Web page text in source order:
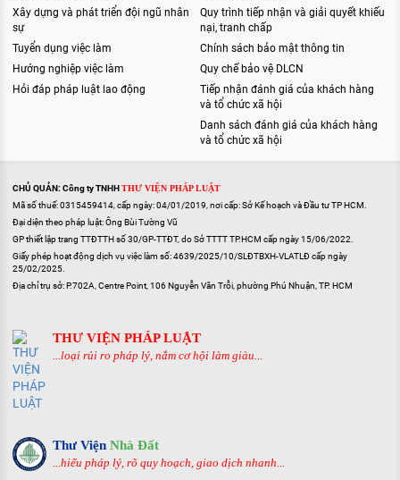
Xây dựng và phát triển đội ngũ nhân
sự
Tuyển dụng việc làm
Hướng nghiệp việc làm
Hỏi đáp pháp luật lao động
Quy trình tiếp nhận và giải quyết khiếu
nại, tranh chấp
Chính sách bảo mật thông tin
Quy chế bảo vệ DLCN
Tiếp nhận đánh giá của khách hàng
và tổ chức xã hội
Danh sách đánh giá của khách hàng
và tổ chức xã hội
CHỦ QUẢN: Công ty TNHHTHƯ VIỆN PHÁP LUẬT
Mã số thuế: 0315459414, cấp ngày: 04/01/2019, nơi cấp: Sở Kế hoạch và Đầu tư TP HCM.
Đại diện theo pháp luật: Ông Bùi Tường Vũ
GP thiết lập trang TTĐTTH số 30/GP-TTĐT, do Sở TTTT TP.HCM cấp ngày 15/06/2022.
Giấy phép hoạt động dịch vụ việc làm số: 4639/2025/10/SLĐTBXH-VLATLĐ cấp ngày
25/02/2025.
Địa chỉ trụ sở: P.702A, Centre Point, 106 Nguyễn Văn Trỗi, phường Phú Nhuận, TP. HCM
THƯ VIỆN PHÁP LUẬT
...loại rủi ro pháp lý, nắm cơ hội làm giàu...
Thư Viện Nhà Đất
...hiểu pháp lý, rõ quy hoạch, giao dịch nhanh...